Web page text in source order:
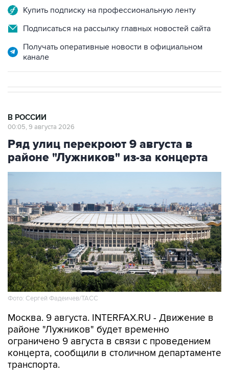
Купить подписку на профессиональную ленту
Подписаться на рассылку главных новостей сайта
Получать оперативные новости в официальном
канале
В РОССИИ
00:05, 9 августа 2026
Ряд улиц перекроют 9 августа в
районе "Лужников" из-за концерта
Фото: Сергей Фадеичев/ТАСС
Москва. 9 августа. INTERFAX.RU - Движение в
районе "Лужников" будет временно
ограничено 9 августа в связи с проведением
концерта, сообщили в столичном департаменте
транспорта.